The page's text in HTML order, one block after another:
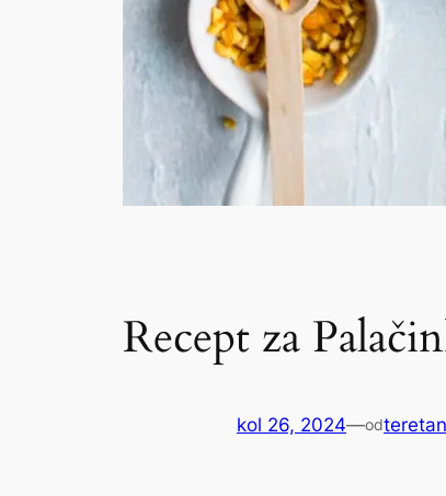
Recept za
kol 26, 2024—od